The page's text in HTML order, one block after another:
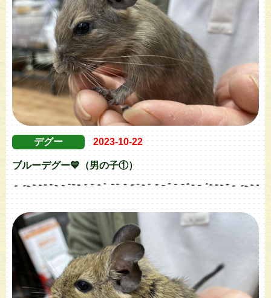
デグー 2023-10-22
ブルーデグー💙（男の子①）